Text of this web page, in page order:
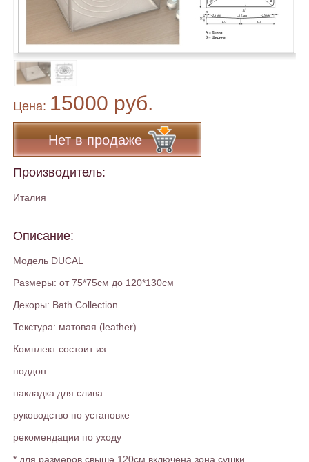
Цена: 15000 руб.
Нет в продаже
Производитель:
Италия
Описание:
Модель DUCAL
Размеры: от 75*75см до 120*130см
Декоры: Bath Collection
Текстура: матовая (leather)
Комплект состоит из:
поддон
накладка для слива
руководство по установке
рекомендации по уходу
* для размеров свыше 120см включена зона сушки